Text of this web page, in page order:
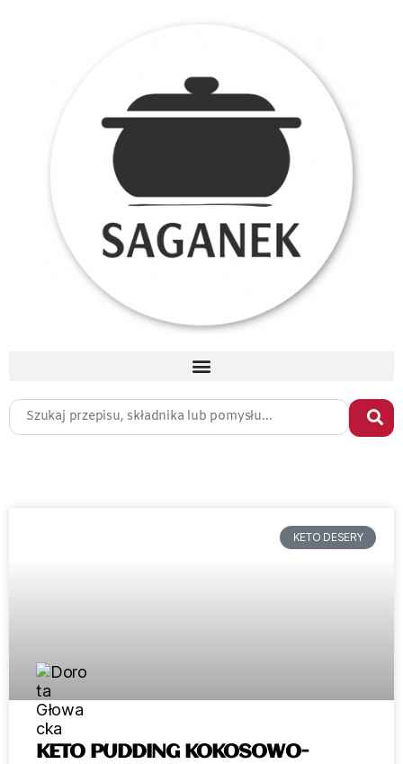
KETO DESERY
KETO PUDDING KOKOSOWO-